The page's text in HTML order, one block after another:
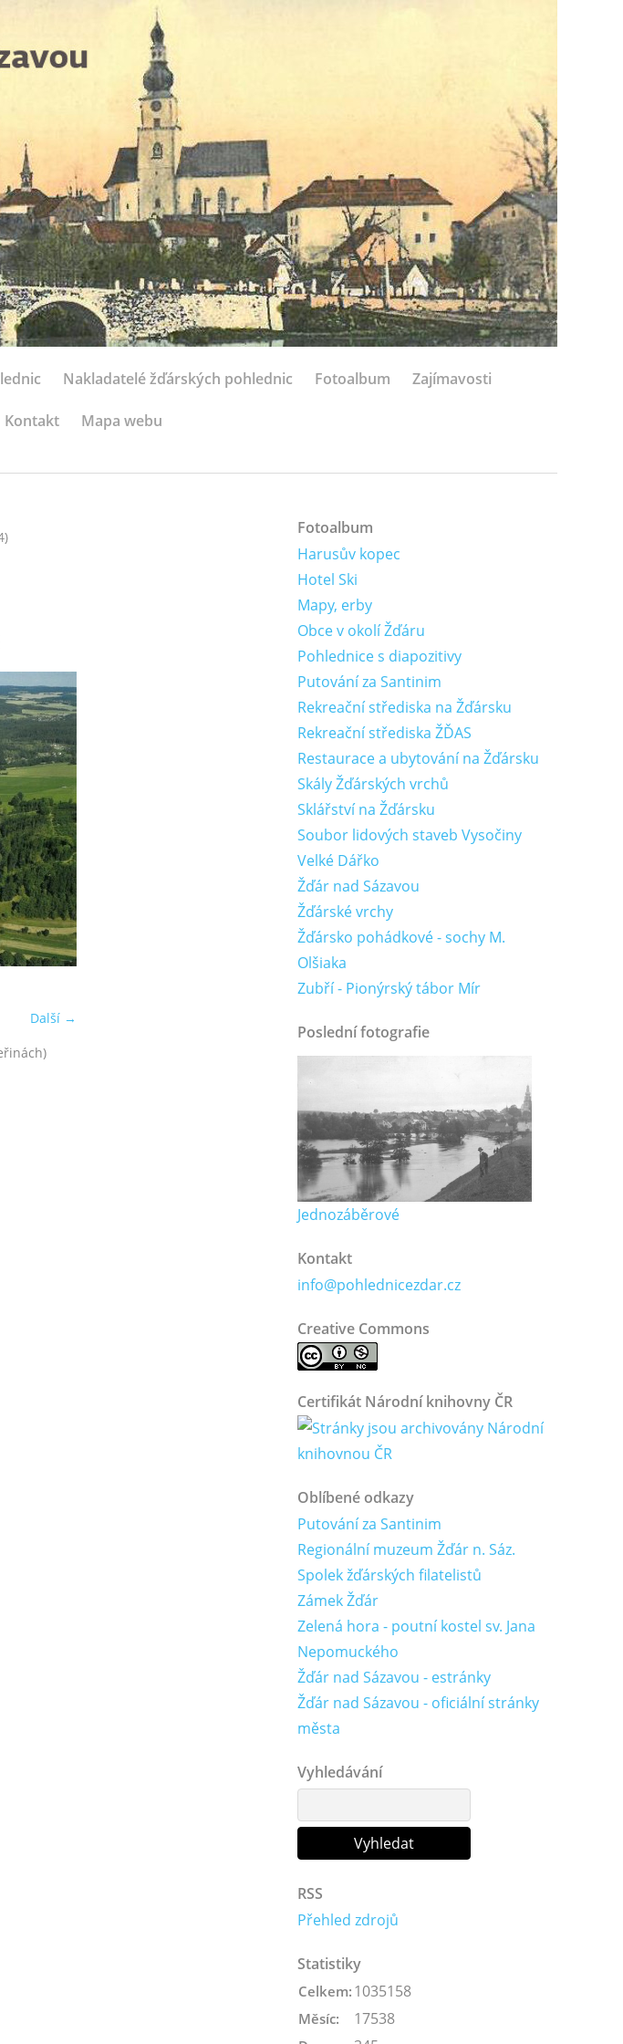
Nakladatelé žďárských pohlednic Fotoalbum Zajímavosti
Kontakt Mapa webu
Další →
Fotoalbum
Harusův kopec
Hotel Ski
Mapy, erby
Obce v okolí Žďáru
Pohlednice s diapozitivy
Putování za Santinim
Rekreační střediska na Žďársku
Rekreační střediska ŽĎAS
Restaurace a ubytování na Žďársku
Skály Žďárských vrchů
Sklářství na Žďársku
Soubor lidových staveb Vysočiny
Velké Dářko
Žďár nad Sázavou
Žďárské vrchy
Žďársko pohádkové - sochy M.
Olšiaka
Zubří - Pionýrský tábor Mír
Poslední fotografie
Jednozáběrové
Kontakt
info@pohlednicezdar.cz
Creative Commons
Certifikát Národní knihovny ČR
Oblíbené odkazy
Putování za Santinim
Regionální muzeum Žďár n. Sáz.
Spolek žďárských filatelistů
Zámek Žďár
Zelená hora - poutní kostel sv. Jana
Nepomuckého
Žďár nad Sázavou - estránky
Žďár nad Sázavou - oficiální stránky
města
Vyhledávání
RSS
Přehled zdrojů
Statistiky
Celkem: 1035158
Měsíc: 17538